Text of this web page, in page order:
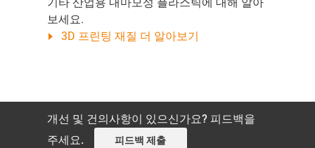
기타 산업용 내마모성 플라스틱에 대해 알아
보세요.
3D 프린팅 재질 더 알아보기
개선 및 건의사항이 있으신가요? 피드백을
주세요.
피드백 제출